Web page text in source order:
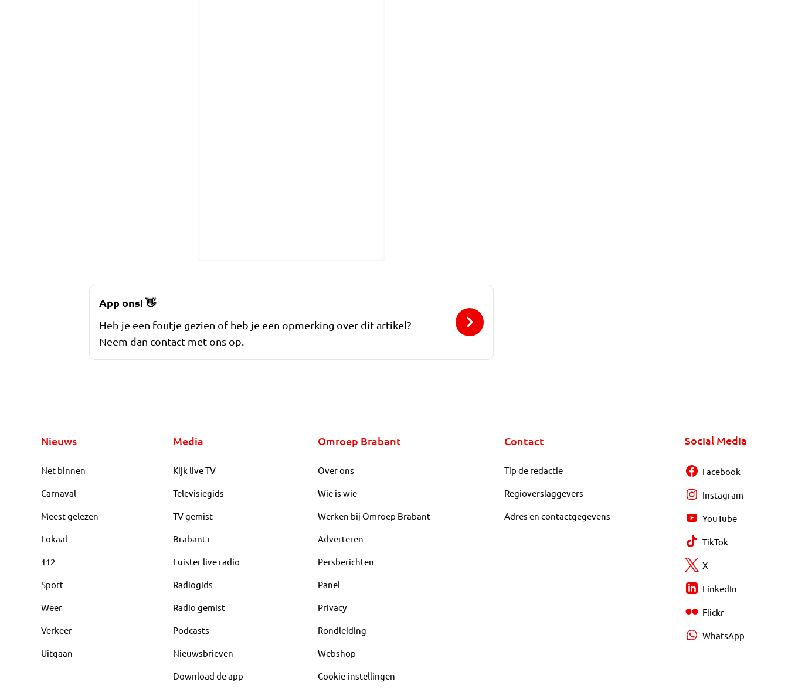
App ons!👋
Heb je een foutje gezien of heb je een opmerking over dit artikel?
Neem dan contact met ons op.
Nieuws
Net binnen
Carnaval
Meest gelezen
Lokaal
112
Sport
Weer
Verkeer
Uitgaan
Media
Kijk live TV
Televisiegids
TV gemist
Brabant+
Luister live radio
Radiogids
Radio gemist
Podcasts
Nieuwsbrieven
Download de app
Omroep Brabant
Over ons
Wie is wie
Werken bij Omroep Brabant
Adverteren
Persberichten
Panel
Privacy
Rondleiding
Webshop
Cookie-instellingen
Contact
Tip de redactie
Regioverslaggevers
Adres en contactgegevens
Social Media
Facebook
Instagram
YouTube
TikTok
X
LinkedIn
Flickr
WhatsApp